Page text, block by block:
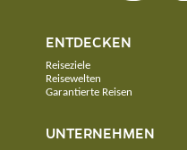
ENTDECKEN
Reiseziele
Reisewelten
Garantierte Reisen
UNTERNEHMEN